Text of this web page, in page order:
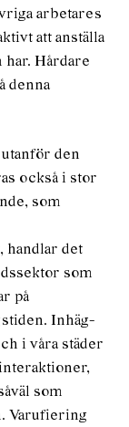
arbetares
att anställa
har. Hårdare
denna
den
också i stor
som
det
som
på
Inhäg­
i våra städer
som
Varufiering